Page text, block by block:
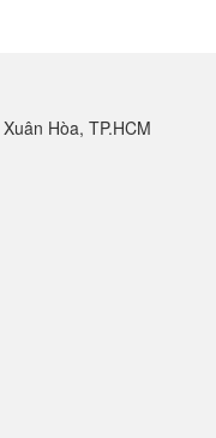
Hòa, TP.HCM